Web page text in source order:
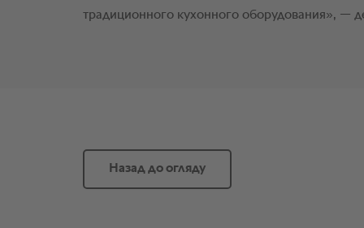
Назад до огляду